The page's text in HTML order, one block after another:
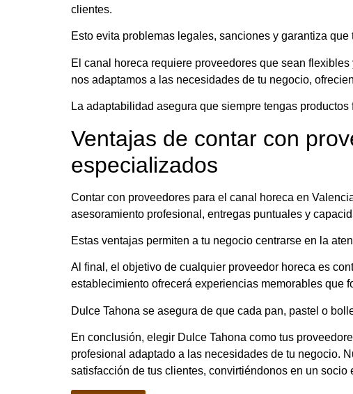
clientes.
Esto evita problemas legales, sanciones y garantiza
El canal horeca requiere proveedores que sean
nos adaptamos a las necesidades de tu negocio,
La adaptabilidad asegura que siempre tengas
Ventajas de contar con
especializados
Contar con proveedores para el canal horeca en
asesoramiento profesional, entregas puntuales y
Estas ventajas permiten a tu negocio centrarse en la
Al final, el objetivo de cualquier proveedor horeca es
establecimiento ofrecerá experiencias memorables que
Dulce Tahona se asegura de que cada pan, pastel o
En conclusión, elegir Dulce Tahona como tus
profesional adaptado a las necesidades de tu negocio.
satisfacción de tus clientes, convirtiéndonos en un